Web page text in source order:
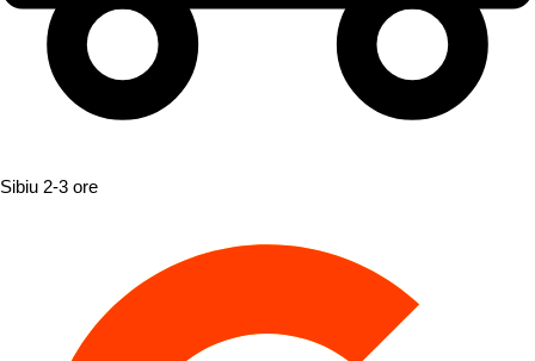
Sibiu 2-3 ore